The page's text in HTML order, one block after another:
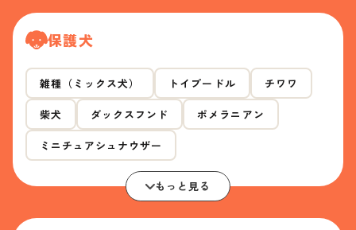
保護犬
雑種（ミックス犬） トイプードル チワワ
柴犬 ダックスフンド ポメラニアン
ミニチュアシュナウザー
もっと見る